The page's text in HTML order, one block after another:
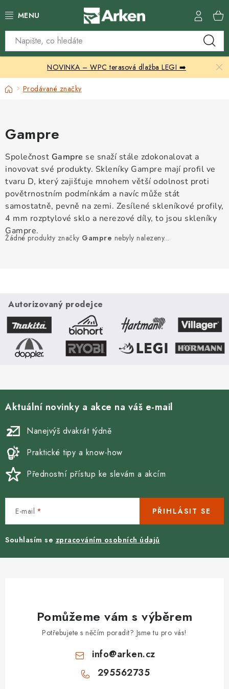
na
Skleníky
Zahradní přístřešky
Kontakty
NOVINKA – WPC terasová dlažba LEGI ➡️
DomůProdávané značky
Gampre
Společnost Gampre se snaží stále zdokonalovat a
inovovat své produkty. Skleníky Gampre mají profil ve
tvaru D, který zajišťuje mnohem větší odolnost proti
povětrnostním podmínkám a navíc může stát
samostatně, pevně na zemi. Zesílené skleníkové profily,
4 mm rozptylové sklo a nerezové díly, to jsou skleníky
Gampre.
Žádné produkty značky Gampre nebyly nalezeny...
Autorizovaný prodejce
Aktuální novinky a akce na váš e-mail
Nanejvýš dvakrát týdně
Praktické tipy a know-how
Přednostní přístup ke slevám a akcím
E-mail
Souhlasím se zpracováním osobních údajů
PŘIHLÁSIT SE
Pomůžeme vám s výběrem
Potřebujete s něčím poradit? Jsme tu pro vás!
info@arken.cz
295562735